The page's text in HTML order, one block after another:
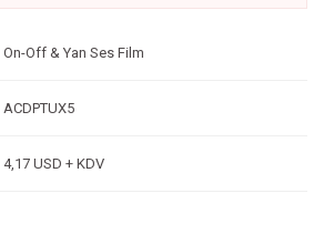
On-Off & Yan Ses Film
ACDPTUX5
4,17 USD + KDV